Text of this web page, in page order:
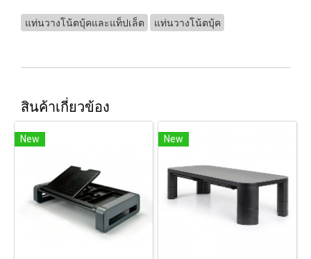
แท่นวางโน้ตบุ้คและแท็ปเล็ต แท่นวางโน้ตบุ้ค
สินค้าเกี่ยวข้อง
New New